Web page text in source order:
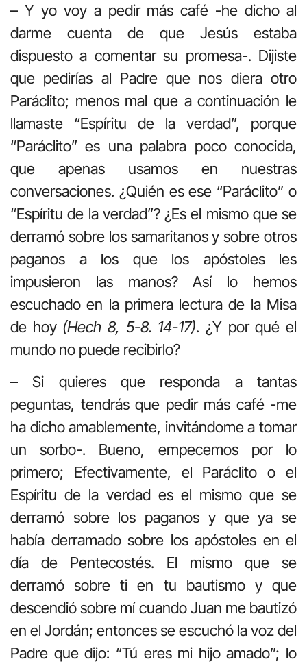
– Y yo voy a pedir más café -he dicho al
darme cuenta de que Jesús estaba
dispuesto a comentar su promesa-. Dijiste
que pedirías al Padre que nos diera otro
Paráclito; menos mal que a continuación le
llamaste “Espíritu de la verdad”, porque
“Paráclito” es una palabra poco conocida,
que apenas usamos en nuestras
conversaciones. ¿Quién es ese “Paráclito” o
“Espíritu de la verdad”? ¿Es el mismo que se
derramó sobre los samaritanos y sobre otros
paganos a los que los apóstoles les
impusieron las manos? Así lo hemos
escuchado en la primera lectura de la Misa
de hoy (Hech 8, 5-8. 14-17). ¿Y por qué el
mundo no puede recibirlo?
– Si quieres que responda a tantas
peguntas, tendrás que pedir más café -me
ha dicho amablemente, invitándome a tomar
un sorbo-. Bueno, empecemos por lo
primero; Efectivamente, el Paráclito o el
Espíritu de la verdad es el mismo que se
derramó sobre los paganos y que ya se
había derramado sobre los apóstoles en el
día de Pentecostés. El mismo que se
derramó sobre ti en tu bautismo y que
descendió sobre mí cuando Juan me bautizó
en el Jordán; entonces se escuchó la voz del
Padre que dijo: “Tú eres mi hijo amado”; lo